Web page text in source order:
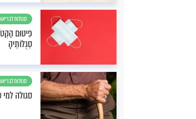
סגולות
פִּיטּוּם
סְגֻלּוֹתֶיהָ
סגולות
סגולה למי